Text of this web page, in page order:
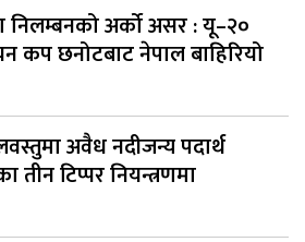
निलम्बनको अर्को असर : यू–२०
कप छनोटबाट नेपाल बाहिरियो
अवैध नदीजन्य पदार्थ
तीन टिप्पर नियन्त्रणमा